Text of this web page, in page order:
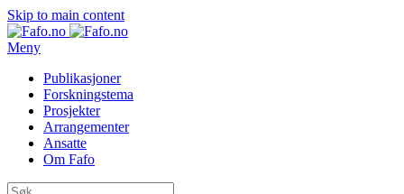
Skip to main content
Meny
Publikasjoner
Forskningstema
Prosjekter
Arrangementer
Ansatte
Om Fafo